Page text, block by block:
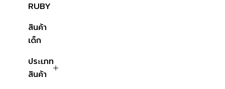
RUBY
สินค้า
เด็ก
ประเภท
สินค้า